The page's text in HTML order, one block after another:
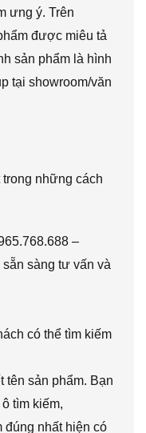
ưng ý. Trên
được miêu tả
sản phẩm là hình
tại showroom/văn
những cách
–
sàng tư vấn và
có thể tìm kiếm
tên sản phẩm. Bạn
tìm kiếm,
đúng nhất hiện có